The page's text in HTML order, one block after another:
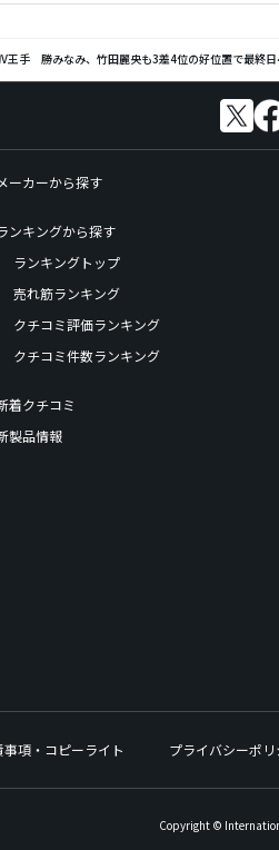
王手 勝みなみ、竹田麗央も3差4位の好位置で最終
メーカーから探す
ンキングから探す
ランキングトップ
売れ筋ランキング
クチコミ評価ランキング
クチコミ件数ランキング
着クチコミ
製品情報
事項・コピーライト プライバシーポリ
Copyright ©